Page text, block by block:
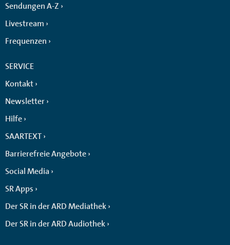
Sendungen A-Z
Livestream
Frequenzen
SERVICE
Kontakt
Newsletter
Hilfe
SAARTEXT
Barrierefreie Angebote
Social Media
SR Apps
Der SR in der ARD Mediathek
Der SR in der ARD Audiothek